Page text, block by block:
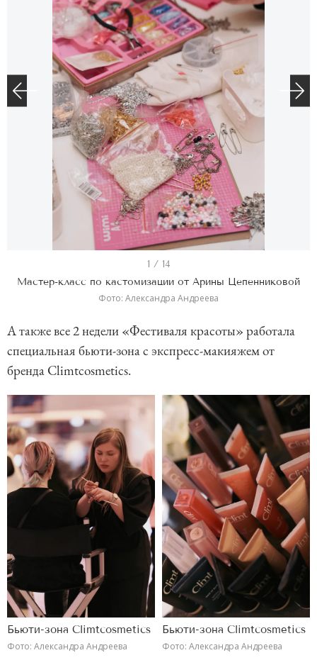
1
o
f
1
4
1 / 14
Мастер-класс по кастомизации от Арины Цепенниковой
Фото: Александра Андреева
А также все 2 недели «Фестиваля красоты» работала
специальная бьюти-зона с экспресс-макияжем от
бренда Climtcosmetics.
Бьюти-зона Climtcosmetics
Фото: Александра Андреева
Бьюти-зона Climtcosmetics
Фото: Александра Андреева